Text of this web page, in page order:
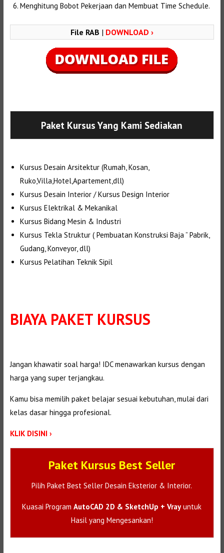
Menghitung Bobot Pekerjaan dan Membuat Time Schedule.
File RAB | DOWNLOAD ›
Paket Kursus Yang Kami Sediakan
Kursus Desain Arsitektur (Rumah, Kosan,
Ruko,Villa,Hotel,Apartement,dll)
Kursus Desain Interior / Kursus Design Interior
Kursus Elektrikal & Mekanikal
Kursus Bidang Mesin & Industri
Kursus Tekla Struktur ( Pembuatan Konstruksi Baja ” Pabrik,
Gudang, Konveyor, dll)
Kursus Pelatihan Teknik Sipil
BIAYA PAKET KURSUS
Jangan khawatir soal harga! IDC menawarkan kursus dengan
harga yang super terjangkau.
Kamu bisa memilih paket belajar sesuai kebutuhan, mulai dari
kelas dasar hingga profesional.
KLIK DISINI ›
Paket Kursus Best Seller
Pilih Paket Best Seller Desain Eksterior & Interior.
Kuasai ProgramAutoCAD 2D & SketchUp + Vrayuntuk
Hasil yang Mengesankan!